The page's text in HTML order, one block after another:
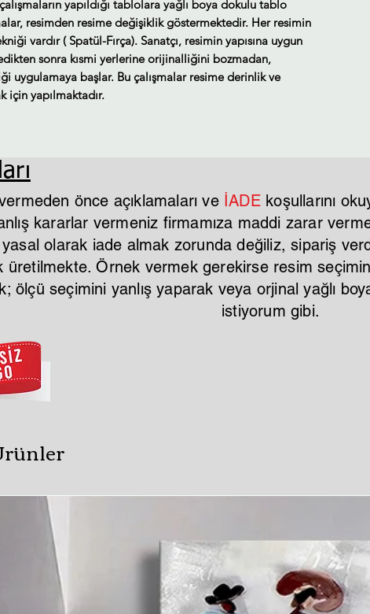
yapıldığı tablolara yağlı boya dokulu tablo
resimden resime değişiklik göstermektedir. Her resimin
vardır ( Spatül-Fırça). Sanatçı, resimin yapısına uygun
sonra kısmi yerlerine orijinalliğini bozmadan,
uygulamaya başlar. Bu çalışmalar resime derinlik ve
için yapılmaktadır.
önce açıklamaları ve İADEkoşullarını
kararlar vermeniz firmamıza maddi zarar
yasal olarak iade almak zorunda değiliz, sipariş
üretilmekte. Örnek vermek gerekirse resim
ölçü seçimini yanlış yaparak veya orjinal yağlı
istiyorum gibi.